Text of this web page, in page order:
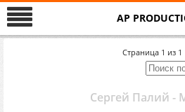
AP
Страница 1 из 1
Сергей Палий -